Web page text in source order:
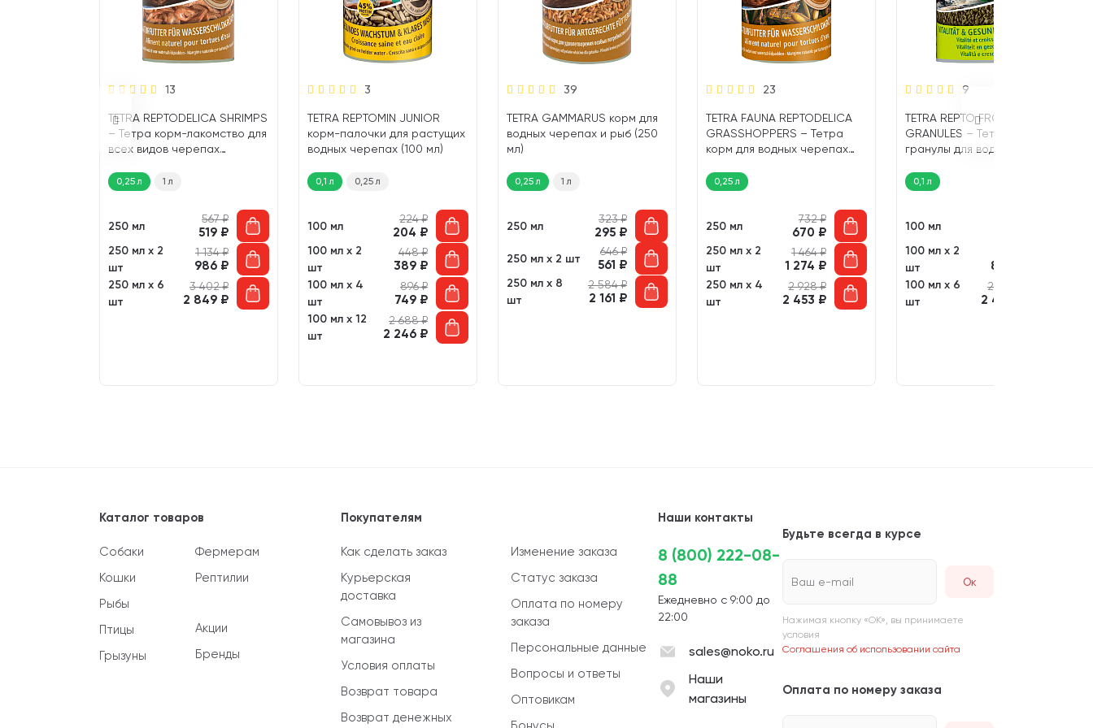
13
TETRA REPTODELICA SHRIMPS
– Тетра корм-лакомство для
всех видов черепах
0,25 л 1 л
250 мл
567₽
519 ₽
250 мл х 2
шт
1 134₽
986 ₽
250 мл х 6
шт
3 402₽
2 849 ₽
3
TETRA REPTOMIN JUNIOR
корм-палочки для растущих
водных черепах (100 мл)
0,1 л 0,25 л
100 мл
224₽
204 ₽
100 мл х 2
шт
448₽
389 ₽
100 мл х 4
шт
896₽
749 ₽
100 мл х 12
шт
2 688₽
2 246 ₽
39
TETRA GAMMARUS корм для
водных черепах и рыб (250
мл)
0,25 л 1 л
250 мл
323₽
295 ₽
250 мл х 2 шт
646₽
561 ₽
250 мл х 8
шт
2 584₽
2 161 ₽
23
TETRA FAUNA REPTODELICA
GRASSHOPPERS – Тетра
корм для водных черепах
0,25 л
250 мл
732₽
670 ₽
250 мл х 2
шт
1 464₽
1 274 ₽
250 мл х 4
шт
2 928₽
2 453 ₽
9
TETRA REPTO FROG
GRANULES – Тетра корм-
гранулы для водных лягушек
0,1 л
100 мл
100 мл х 2
шт
838
100 мл х 6
шт
2 892
2 422
Каталог товаров
Собаки
Кошки
Рыбы
Птицы
Грызуны
Фермерам
Рептилии
Акции
Бренды
Покупателям
Как сделать заказ
Курьерская
доставка
Самовывоз из
магазина
Условия оплаты
Возврат товара
Возврат денежных
Изменение заказа
Статус заказа
Оплата по номеру
заказа
Персональные данные
Вопросы и ответы
Оптовикам
Наши контакты
8 (800) 222-08-
88
Ежедневно с 9:00 до
22:00
sales@noko.ru
Наши
магазины
Будьте всегда в курсе
Ваш e-mail
Нажимая кнопку «ОК», вы принимаете
условия
Соглашения об использовании сайта
Оплата по номеру заказа